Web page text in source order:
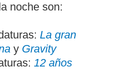
noche son:
La gran
y Gravity
12 años